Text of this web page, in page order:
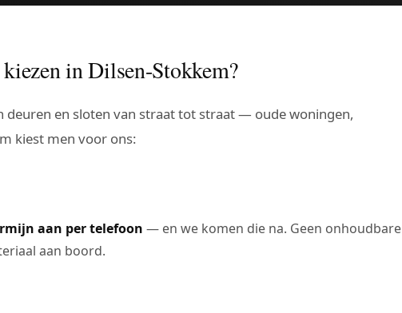
in Dilsen-Stokkem?
deuren en sloten van straat tot straat — oude woningen,
kiest men voor ons:
aan per telefoon — en we komen die na. Geen onhoudbare
aan boord.